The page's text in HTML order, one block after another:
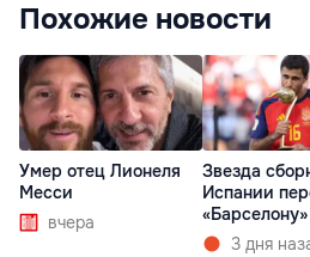
Похожие новости
Умер отец Лионеля
Месси
вчера
Звезда
Испании
«Барселону»
3 дня